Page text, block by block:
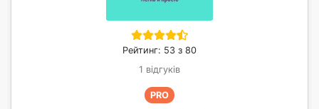
Рейтинг: 53 з 80
1 відгуків
PRO